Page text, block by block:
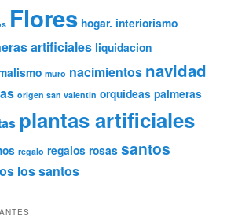
Flores hogar. interiorismo
artificiales liquidacion
muro nacimientos navidad
origen san valentin orquideas palmeras
plantas artificiales
regalo regalos rosas santos
los santos